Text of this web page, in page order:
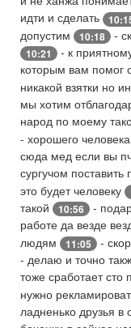
идти и сделать
допустим
10:18 -
10:21 - к
которым вам помог
никакой взятки но
мы хотим
народ по моему
- хорошего
сюда мед если вы
сургучом поставить
это будет человеку
такой
10:56 -
работе да везде
людям
11:05 -
- делаю и точно
тоже сработает сто
нужно
ладненько друзья